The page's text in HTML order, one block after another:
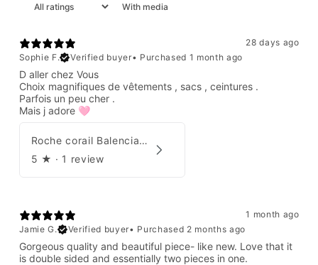
With media
28 days ago
Sophie F.
Verified buyer• Purchased 1 month ago
D aller chez Vous
Choix magnifiques de vêtements , sacs , ceintures .
Parfois un peu cher .
Mais j adore 🩷
Roche corail Balenciaga 2006
5 ★ · 1 review
1 month ago
Jamie G.
Verified buyer• Purchased 2 months ago
Gorgeous quality and beautiful piece- like new. Love that it
is double sided and essentially two pieces in one.